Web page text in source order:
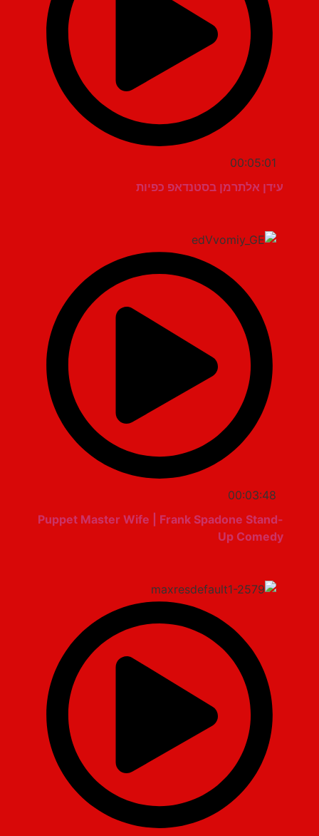
00:05:01
עידן אלתרמן בסטנדאפ כפיות
00:03:48
Puppet Master Wife | Frank Spadone Stand-
Up Comedy